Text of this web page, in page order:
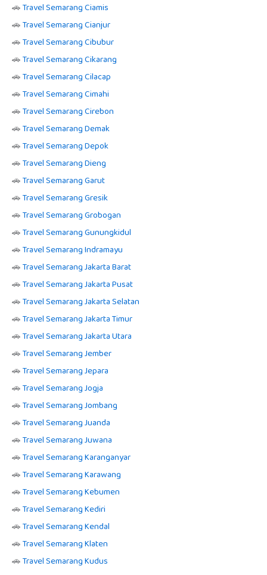
🚗Travel Semarang Ciamis
🚗Travel Semarang Cianjur
🚗Travel Semarang Cibubur
🚗Travel Semarang Cikarang
🚗Travel Semarang Cilacap
🚗Travel Semarang Cimahi
🚗Travel Semarang Cirebon
🚗Travel Semarang Demak
🚗Travel Semarang Depok
🚗Travel Semarang Dieng
🚗Travel Semarang Garut
🚗Travel Semarang Gresik
🚗Travel Semarang Grobogan
🚗Travel Semarang Gunungkidul
🚗Travel Semarang Indramayu
🚗Travel Semarang Jakarta Barat
🚗Travel Semarang Jakarta Pusat
🚗Travel Semarang Jakarta Selatan
🚗Travel Semarang Jakarta Timur
🚗Travel Semarang Jakarta Utara
🚗Travel Semarang Jember
🚗Travel Semarang Jepara
🚗Travel Semarang Jogja
🚗Travel Semarang Jombang
🚗Travel Semarang Juanda
🚗Travel Semarang Juwana
🚗Travel Semarang Karanganyar
🚗Travel Semarang Karawang
🚗Travel Semarang Kebumen
🚗Travel Semarang Kediri
🚗Travel Semarang Kendal
🚗Travel Semarang Klaten
🚗Travel Semarang Kudus